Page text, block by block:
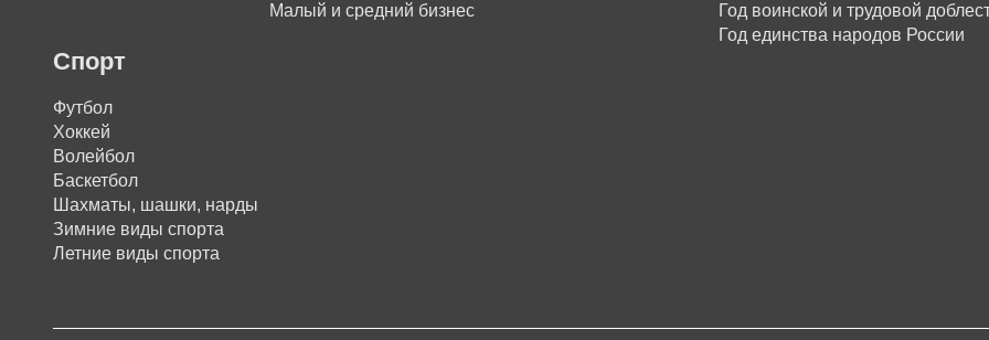
Малый и средний бизнес
Год воинской и трудовой
Год единства народов России
Спорт
Футбол
Хоккей
Волейбол
Баскетбол
Шахматы, шашки, нарды
Зимние виды спорта
Летние виды спорта